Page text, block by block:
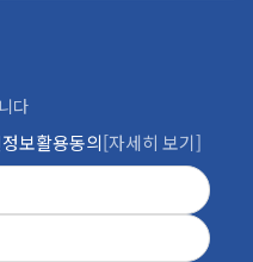
다
보활용동의[자세히 보기]